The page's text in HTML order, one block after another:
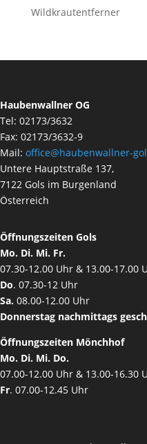
Wildkrautentferner
Haubenwallner OG
Tel: 02173/3632
Fax: 02173/3632-9
Mail: office@haubenwallner-
Untere Hauptstraße 137,
7122 Gols im Burgenland
Österreich
Öffnungszeiten Gols
Mo. Di. Mi. Fr.
07.30-12.00 Uhr & 13.00-17.00
Do. 07.30-12 Uhr
Sa. 08.00-12.00 Uhr
Donnerstag nachmittags
Öffnungszeiten Mönchhof
Mo. Di. Mi. Do.
07.00-12.00 Uhr & 13.00-16.30
Fr. 07.00-12.45 Uhr